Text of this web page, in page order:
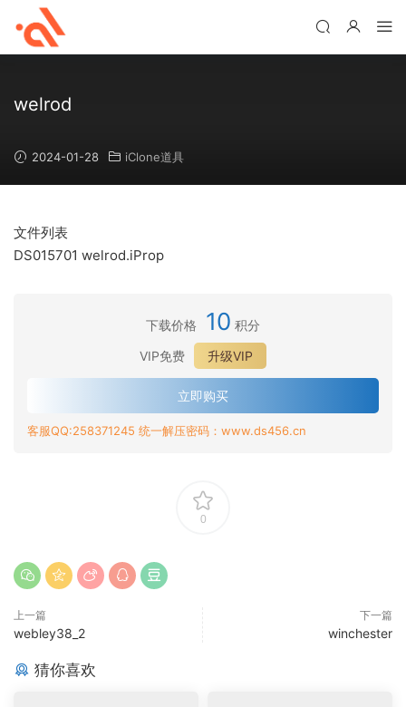
welrod
2024-01-28 iClone道具
文件列表
DS015701 welrod.iProp
下载价格 10 积分
VIP免费
升级VIP
立即购买
客服QQ:258371245 统一解压密码：www.ds456.cn
0
上一篇
webley38_2
下一篇
winchester
猜你喜欢